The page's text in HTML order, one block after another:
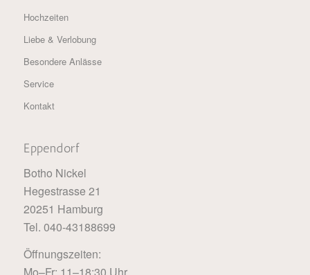
Hochzeiten
Liebe & Verlobung
Besondere Anlässe
Service
Kontakt
Eppendorf
Botho Nickel
Hegestrasse 21
20251 Hamburg
Tel. 040-43188699
Öffnungszeiten: